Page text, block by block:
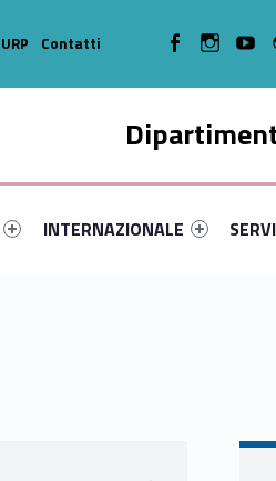
35
primary-1380-45
Link identifier #link-menu-
INTERNAZIONALE
Link
URP Contatti WebMan on Facebook
WebMan